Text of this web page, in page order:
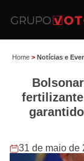
Home > Notícias e
31 de maio de